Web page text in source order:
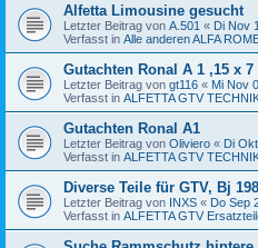
Alfetta Limousine gesucht
Letzter Beitrag von A.501 « Di Nov
Verfasst in Alle anderen ALFA
Gutachten Ronal A 1 ,15 x 7
Letzter Beitrag von gt116 « Mi Nov
Verfasst in ALFETTA GTV
Gutachten Ronal A1
Letzter Beitrag von Oliviero « Di
Verfasst in ALFETTA GTV
Diverse Teile für GTV, Bj
Letzter Beitrag von INXS « Do Sep
Verfasst in ALFETTA GTV